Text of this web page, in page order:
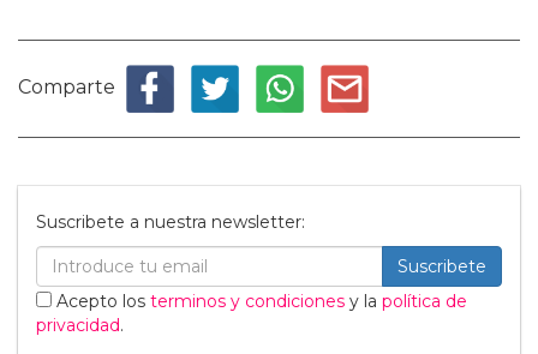
Comparte
Suscribete a nuestra newsletter:
Suscribete
Acepto los terminos y condiciones y la política de
privacidad.